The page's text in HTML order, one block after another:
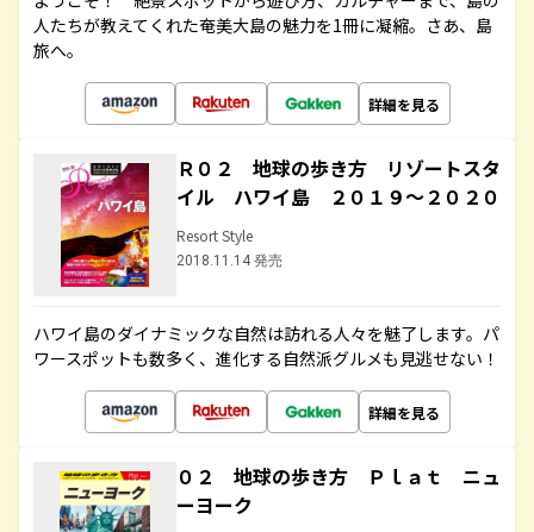
人たちが教えてくれた奄美大島の魅力を1冊に凝縮。さあ、島
旅へ。
詳細を見る
Ｒ０２ 地球の歩き方 リゾートスタ
イル ハワイ島 ２０１９～２０２０
Resort Style
2018.11.14 発売
ハワイ島のダイナミックな自然は訪れる人々を魅了します。パ
ワースポットも数多く、進化する自然派グルメも見逃せない！
詳細を見る
０２ 地球の歩き方 Ｐｌａｔ ニュ
ーヨーク